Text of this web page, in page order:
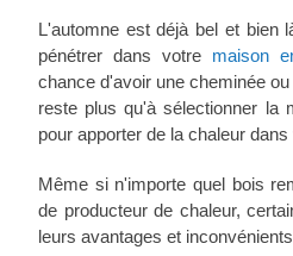
L'automne est déjà bel et bien
pénétrer dans votre maison
chance d'avoir une cheminée
reste plus qu'à sélectionner la
pour apporter de la chaleur dans
Même si n'importe quel bois
de producteur de chaleur,
leurs avantages et